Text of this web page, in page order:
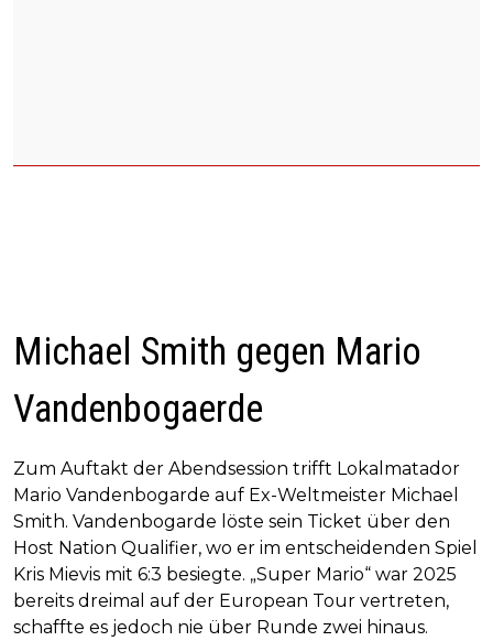
Michael Smith gegen Mario
Vandenbogaerde
Zum Auftakt der Abendsession trifft Lokalmatador
Mario Vandenbogarde auf Ex-Weltmeister Michael
Smith. Vandenbogarde löste sein Ticket über den
Host Nation Qualifier, wo er im entscheidenden Spiel
Kris Mievis mit 6:3 besiegte. „Super Mario“ war 2025
bereits dreimal auf der European Tour vertreten,
schaffte es jedoch nie über Runde zwei hinaus.